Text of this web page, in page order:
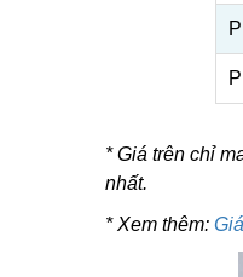
* Giá trên chỉ
nhất.
* Xem thêm: